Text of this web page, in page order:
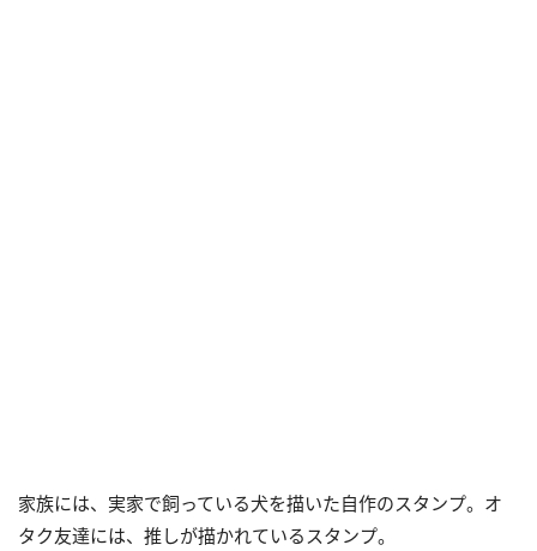
家族には、実家で飼っている犬を描いた自作のスタンプ。オ
タク友達には、推しが描かれているスタンプ。